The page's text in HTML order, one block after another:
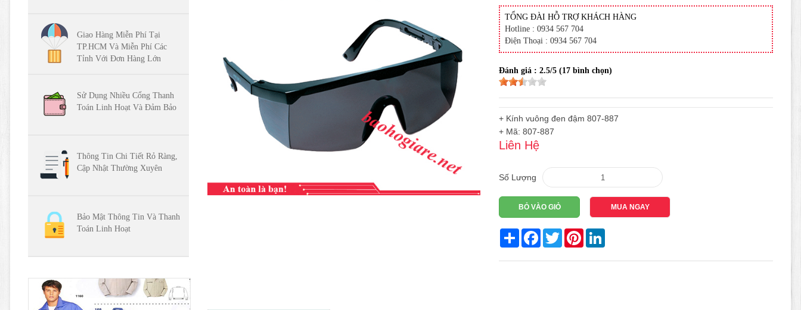
Giao Hàng Miễn Phí Tại
TP.HCM Và Miễn Phí Các
Tỉnh Với Đơn Hàng Lớn
Sử Dụng Nhiều Cổng Thanh
Toán Linh Hoạt Và Đảm Bảo
Thông Tin Chi Tiết Rỏ Ràng,
Cập Nhật Thường Xuyên
Bảo Mật Thông Tin Và Thanh
Toán Linh Hoạt
TỔNG ĐÀI HỖ TRỢ KHÁCH HÀNG
Hotline : 0934 567 704
Điện Thoại : 0934 567 704
Đánh giá : 2.5/5 (17 bình chọn)
+ Kính vuông đen đậm 807-887
+ Mã: 807-887
Liên Hệ
Số Lượng
BỎ VÀO GIỎ MUA NGAY
Share Facebook
TwitterPinterest